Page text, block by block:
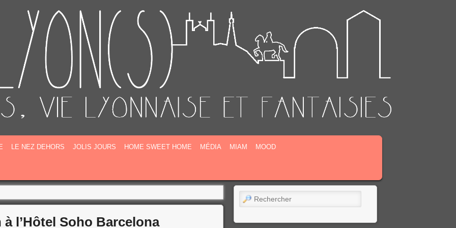
LE NEZ DEHORS JOLIS JOURS HOME SWEET HOME MÉDIA MIAM MOOD
l’Hôtel Soho Barcelona
Rechercher